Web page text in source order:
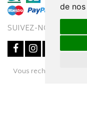
de
SUIVEZ-NOUS SUR
Vous recherchez un